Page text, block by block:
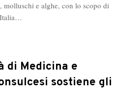
molluschi e alghe, con lo scopo di
Italia…
di Medicina e
sostiene gli